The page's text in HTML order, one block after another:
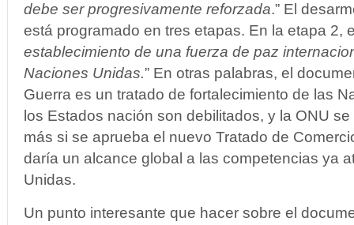
debe ser progresivamente reforzada.” El
está programado en tres etapas. En la etapa 2,
establecimiento de una fuerza de paz
Naciones Unidas.” En otras palabras, el
Guerra es un tratado de fortalecimiento de las
los Estados nación son debilitados, y la ONU
más si se aprueba el nuevo Tratado de
daría un alcance global a las competencias ya
Unidas.
Un punto interesante que hacer sobre el